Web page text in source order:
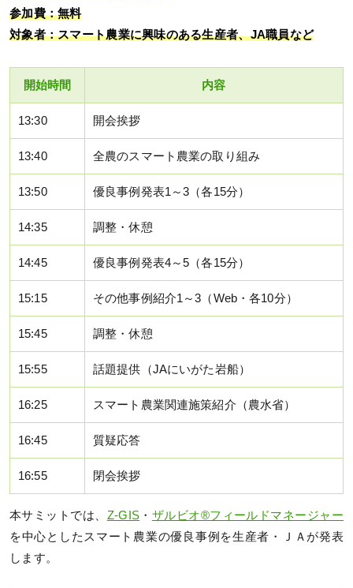
参加費：無料
対象者：スマート農業に興味のある生産者、JA職員など
開始時間 内容
13:30 開会挨拶
13:40 全農のスマート農業の取り組み
13:50 優良事例発表1～3（各15分）
14:35 調整・休憩
14:45 優良事例発表4～5（各15分）
15:15 その他事例紹介1～3（Web・各10分）
15:45 調整・休憩
15:55 話題提供（JAにいがた岩船）
16:25 スマート農業関連施策紹介（農水省）
16:45 質疑応答
16:55 閉会挨拶
本サミットでは、 Z-GIS ・ ザルビオ®フィールドマネージャー
を中心としたスマート農業の優良事例を生産者・ＪＡが発表
します。